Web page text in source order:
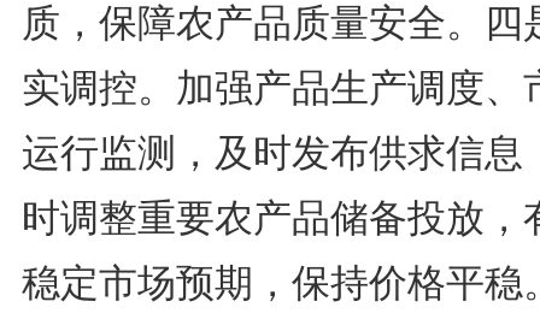
质，保障农产品质量安全。四
实调控。加强产品生产调度、
运行监测，及时发布供求信息
时调整重要农产品储备投放，
稳定市场预期，保持价格平稳